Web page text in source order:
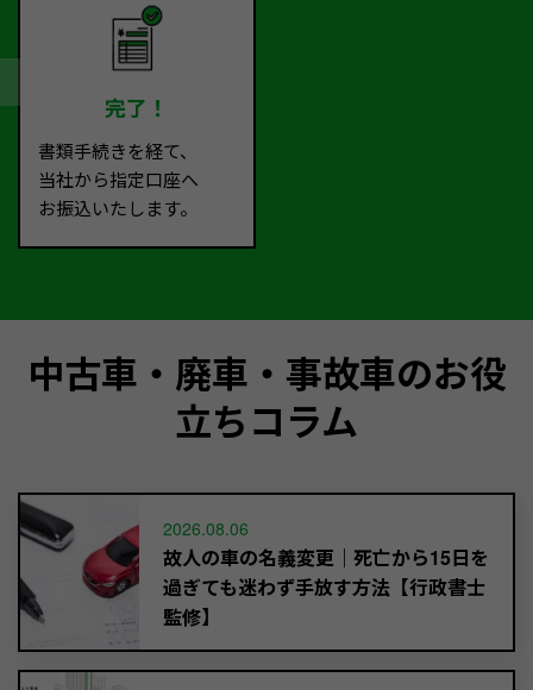
完了！
書類手続きを経て、
当社から指定口座へ
お振込いたします。
中古車・廃車・事故車のお役
立ちコラム
2026.08.06
故人の車の名義変更｜死亡から15日を
過ぎても迷わず手放す方法【行政書士
監修】